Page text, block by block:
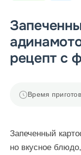
рецепт с
Время
Запеченный
но вкусное